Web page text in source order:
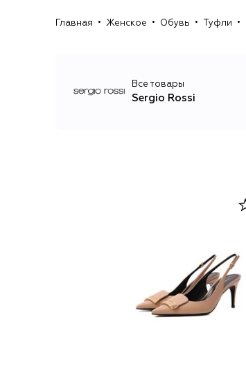
Главная Женское Обувь Туфли
Все товары
Sergio Rossi